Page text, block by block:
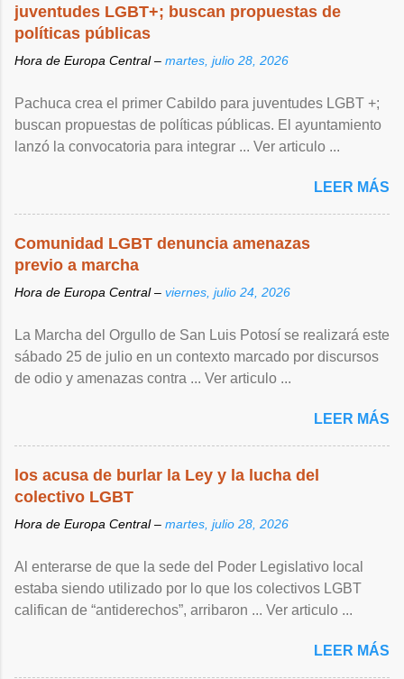
juventudes LGBT+; buscan propuestas de
políticas públicas
Hora de Europa Central – martes, julio 28, 2026
Pachuca crea el primer Cabildo para juventudes LGBT +;
buscan propuestas de políticas públicas. El ayuntamiento
lanzó la convocatoria para integrar ... Ver articulo ...
LEER MÁS
Comunidad LGBT denuncia amenazas
previo a marcha
Hora de Europa Central – viernes, julio 24, 2026
La Marcha del Orgullo de San Luis Potosí se realizará este
sábado 25 de julio en un contexto marcado por discursos
de odio y amenazas contra ... Ver articulo ...
LEER MÁS
los acusa de burlar la Ley y la lucha del
colectivo LGBT
Hora de Europa Central – martes, julio 28, 2026
Al enterarse de que la sede del Poder Legislativo local
estaba siendo utilizado por lo que los colectivos LGBT
califican de “antiderechos”, arribaron ... Ver articulo ...
LEER MÁS